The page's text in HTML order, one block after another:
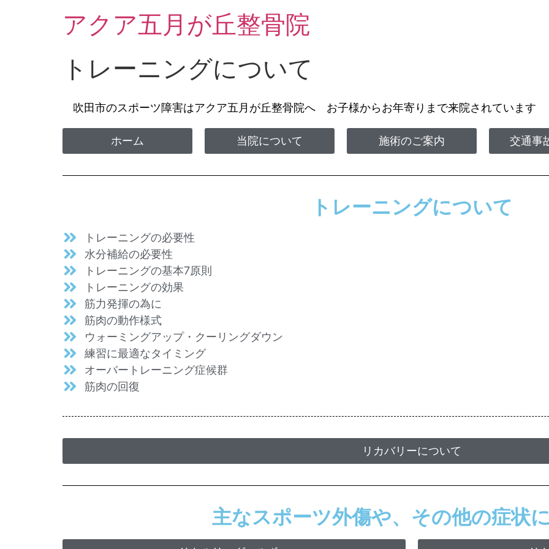
アクア五月が丘整骨院
トレーニングについて
吹田市のスポーツ障害はアクア五月が丘整骨院へ お子様からお年寄りまで来院されてい
ホーム 当院について 施術のご案内 交通事
トレーニングについて
トレーニングの必要性
水分補給の必要性
トレーニングの基本7原則
トレーニングの効果
筋力発揮の為に
筋肉の動作様式
ウォーミングアップ・クーリングダウン
練習に最適なタイミング
オーバートレーニング症候群
筋肉の回復
リカバリーについて
主なスポーツ外傷や、その他の症状